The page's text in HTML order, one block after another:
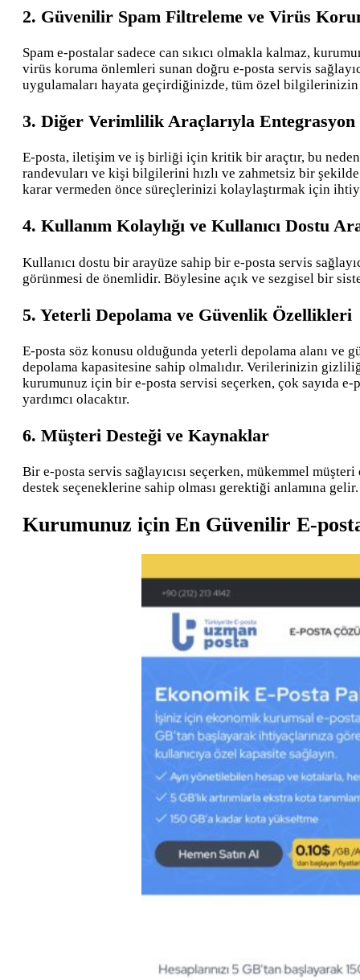
2. Güvenilir Spam Filtreleme ve Virüs
Spam e-postalar sadece can sıkıcı olmakla kalmaz,
virüs koruma önlemleri sunan doğru e-posta servis
uygulamaları hayata geçirdiğinizde, tüm özel
3. Diğer Verimlilik Araçlarıyla Entegrasyon
E-posta, iletişim ve iş birliği için kritik bir araçtır, bu
randevuları ve kişi bilgilerini hızlı ve zahmetsiz bir şekilde
karar vermeden önce süreçlerinizi kolaylaştırmak için
4. Kullanım Kolaylığı ve Kullanıcı Dostu
Kullanıcı dostu bir arayüze sahip bir e-posta servis
görünmesi de önemlidir. Böylesine açık ve sezgisel bir
5. Yeterli Depolama ve Güvenlik Özellikleri
E-posta söz konusu olduğunda yeterli depolama alanı ve
depolama kapasitesine sahip olmalıdır. Verilerinizin
kurumunuz için bir e-posta servisi seçerken, çok sayıda
yardımcı olacaktır.
6. Müşteri Desteği ve Kaynaklar
Bir e-posta servis sağlayıcısı seçerken, mükemmel
destek seçeneklerine sahip olması gerektiği anlamına
Kurumunuz için En Güvenilir E-